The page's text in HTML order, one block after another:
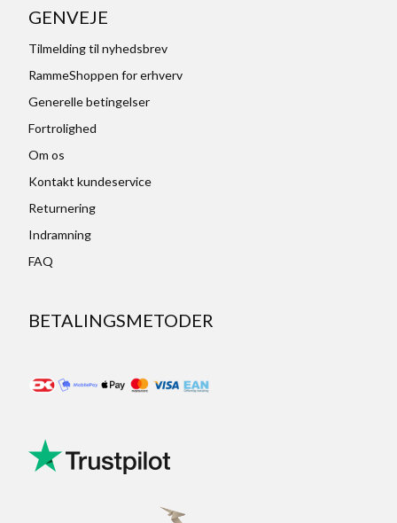
GENVEJE
Tilmelding til nyhedsbrev
RammeShoppen for erhverv
Generelle betingelser
Fortrolighed
Om os
Kontakt kundeservice
Returnering
Indramning
FAQ
BETALINGSMETODER